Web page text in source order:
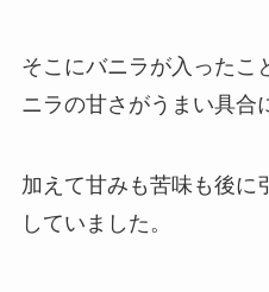
そこにバニラが入ったこ
ニラの甘さがうまい具合
加えて甘みも苦味も後に
していました。